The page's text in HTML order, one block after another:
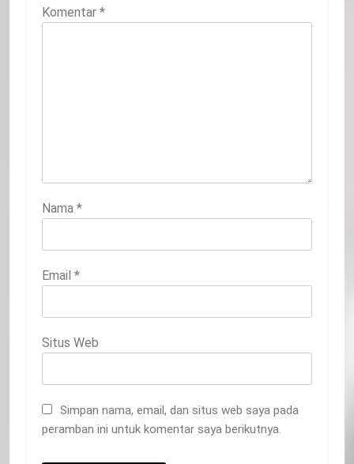
Komentar *
Nama *
Email *
Situs Web
Simpan nama, email, dan situs web saya pada
peramban ini untuk komentar saya berikutnya.